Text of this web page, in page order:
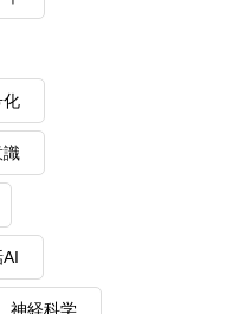
化
識
神経科学